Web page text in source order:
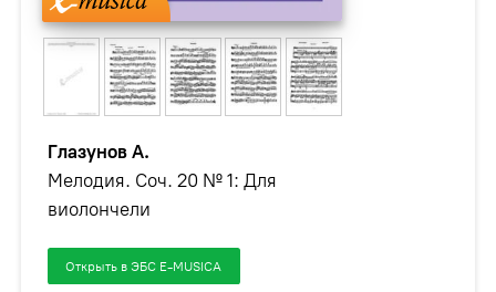
Глазунов А.
Мелодия. Соч. 20 № 1: Для
виолончели
Открыть в ЭБС E-MUSICA